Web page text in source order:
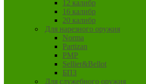
12 калибр
16 калибр
20 калибр
Для нарезного оружия
Norma
Partizan
PMP
Sellier&Bellot
БПЗ
Для служебного оружия